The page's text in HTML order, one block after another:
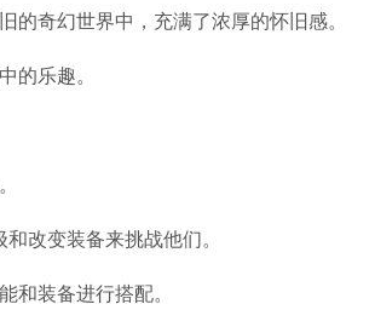
的奇幻世界中，充满了浓厚的怀旧感。
的乐趣。
改变装备来挑战他们。
和装备进行搭配。